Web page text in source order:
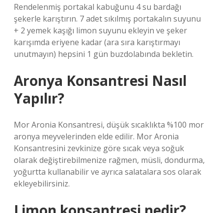
Rendelenmiş portakal kabuğunu 4 su bardağı
şekerle karıştırın. 7 adet sıkılmış portakalın suyunu
+ 2 yemek kaşığı limon suyunu ekleyin ve şeker
karışımda eriyene kadar (ara sıra karıştırmayı
unutmayın) hepsini 1 gün buzdolabında bekletin.
Aronya Konsantresi Nasıl
Yapılır?
Mor Aronia Konsantresi, düşük sıcaklıkta %100 mor
aronya meyvelerinden elde edilir. Mor Aronia
Konsantresini zevkinize göre sıcak veya soğuk
olarak değiştirebilmenize rağmen, müsli, dondurma,
yoğurtta kullanabilir ve ayrıca salatalara sos olarak
ekleyebilirsiniz.